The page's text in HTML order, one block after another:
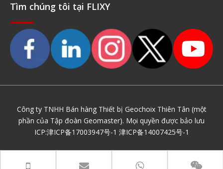
Tìm chúng tôi tại FLIXY
Công ty TNHH Bán hàng Thiết bị Geochoix Thiên Tân (một
phần của Tập đoàn Geomaster). Mọi quyền được bảo lưu
ICP:津ICP备17003947号-1 津ICP备14007425号-1